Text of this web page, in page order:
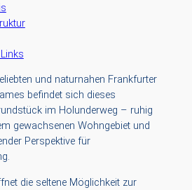
und naturnahen Frankfurter
befindet sich dieses
im Holunderweg – ruhig
gewachsenen Wohngebiet und
Perspektive für
die seltene Möglichkeit zur